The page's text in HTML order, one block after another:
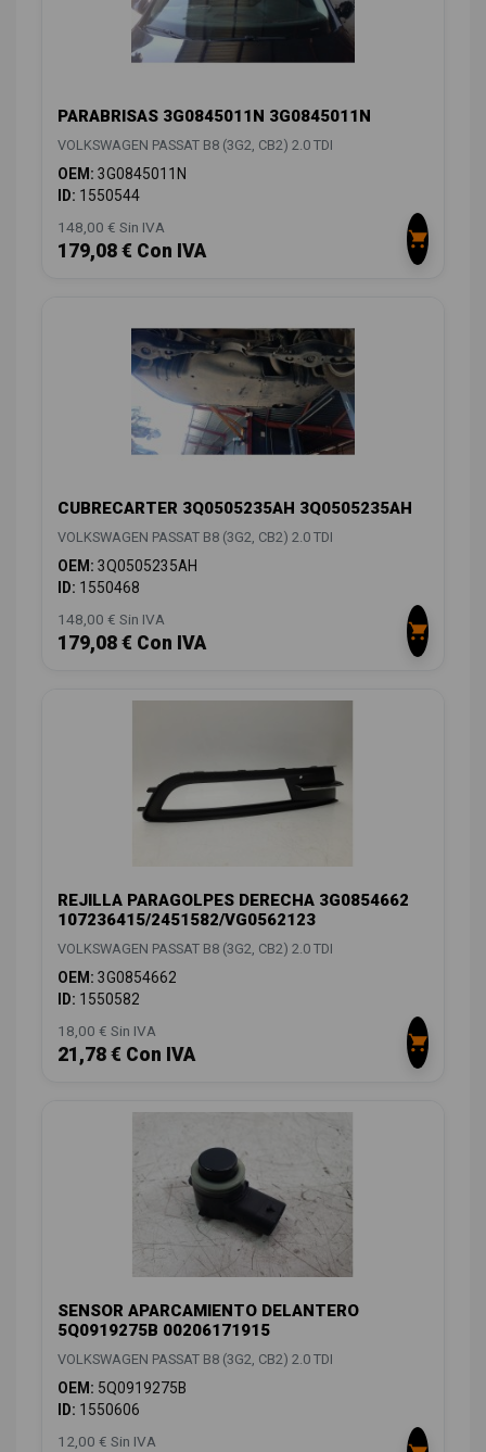
PARABRISAS 3G0845011N 3G0845011N
VOLKSWAGEN PASSAT B8 (3G2, CB2) 2.0 TDI
OEM: 3G0845011N
ID: 1550544
148,00 € Sin IVA
179,08 € Con IVA
CUBRECARTER 3Q0505235AH 3Q0505235AH
VOLKSWAGEN PASSAT B8 (3G2, CB2) 2.0 TDI
OEM: 3Q0505235AH
ID: 1550468
148,00 € Sin IVA
179,08 € Con IVA
REJILLA PARAGOLPES DERECHA 3G0854662
107236415/2451582/VG0562123
VOLKSWAGEN PASSAT B8 (3G2, CB2) 2.0 TDI
OEM: 3G0854662
ID: 1550582
18,00 € Sin IVA
21,78 € Con IVA
SENSOR APARCAMIENTO DELANTERO
5Q0919275B 00206171915
VOLKSWAGEN PASSAT B8 (3G2, CB2) 2.0 TDI
OEM: 5Q0919275B
ID: 1550606
12,00 € Sin IVA